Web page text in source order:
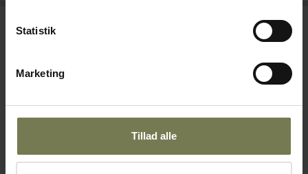
Statistik
Marketing
Tillad alle